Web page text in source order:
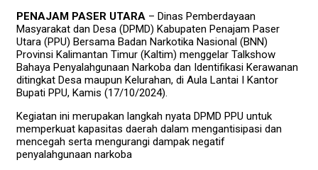
PENAJAM PASER UTARA – Dinas Pemberdayaan
Masyarakat dan Desa (DPMD) Kabupaten Penajam Paser
Utara (PPU) Bersama Badan Narkotika Nasional (BNN)
Provinsi Kalimantan Timur (Kaltim) menggelar Talkshow
Bahaya Penyalahgunaan Narkoba dan Identifikasi Kerawanan
ditingkat Desa maupun Kelurahan, di Aula Lantai I Kantor
Bupati PPU, Kamis (17/10/2024).
Kegiatan ini merupakan langkah nyata DPMD PPU untuk
memperkuat kapasitas daerah dalam mengantisipasi dan
mencegah serta mengurangi dampak negatif
penyalahgunaan narkoba